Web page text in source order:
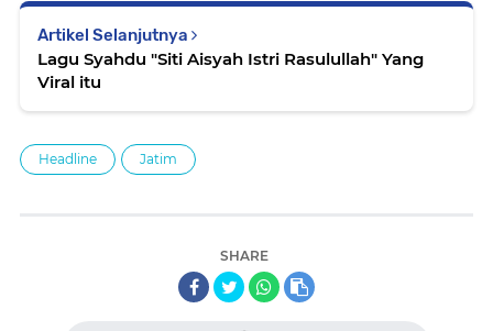
Artikel Selanjutnya
Lagu Syahdu "Siti Aisyah Istri Rasulullah" Yang
Viral itu
Headline Jatim
SHARE